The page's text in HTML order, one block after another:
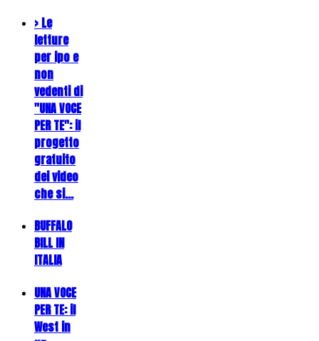
> Le
letture
per ipo e
non
vedenti di
"UNA VOCE
PER TE": il
progetto
gratuito
dei video
che si…
BUFFALO
BILL IN
ITALIA
UNA VOCE
PER TE: il
West in